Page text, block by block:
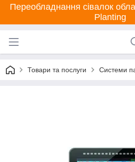
Переобладнання сівалок
Planting
Товари та послуги Системи